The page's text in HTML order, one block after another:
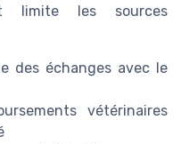
limite les sources
des échanges avec le
vétérinaires